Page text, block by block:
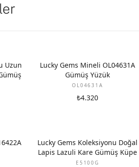
Uzun
Lucky Gems Mineli OL04631A
Gümüş Yüzük
OL04631A
₺4.320
Lucky Gems Koleksiyonu Doğal
Lapis Lazuli Kare Gümüş Küpe
E5100G